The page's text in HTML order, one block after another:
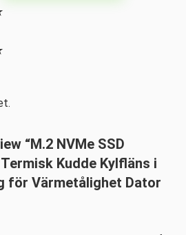
“M.2 NVMe SSD
Kudde Kylfläns i
för Värmetålighet Dator